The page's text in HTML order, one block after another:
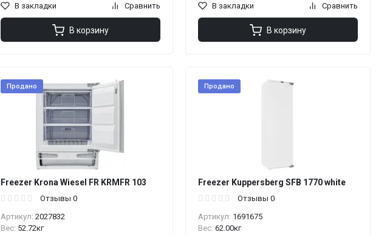
В закладки Сравнить
В корзину
В закладки Сравнить
В корзину
Продано
Freezer Krona Wiesel FR KRMFR 103
Отзывы 0
Артикул: 2027832
Вес: 52.72кг
Продано
Freezer Kuppersberg SFB 1770 white
Отзывы 0
Артикул: 1691675
Вес: 62.00кг